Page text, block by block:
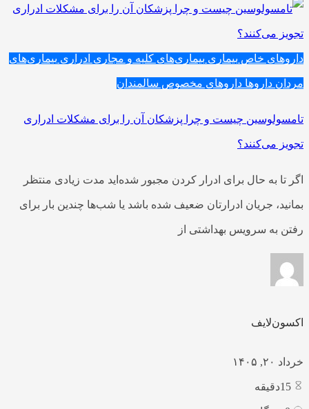
داروهای خاص بیماری بیماری‌های کلیه و مجاری ادراری بیماری‌های
مردان داروها داروهای مخصوص سالمندان
تامسولوسین چیست و چرا پزشکان آن را برای مشکلات ادراری
تجویز می‌کنند؟
اگر تا به حال برای ادرار کردن مجبور شده‌اید مدت زیادی منتظر
بمانید، جریان ادرارتان ضعیف شده باشد یا شب‌ها چندین بار برای
رفتن به سرویس بهداشتی از
اکسون‌لایف
خرداد ۲۰, ۱۴۰۵
دقیقه